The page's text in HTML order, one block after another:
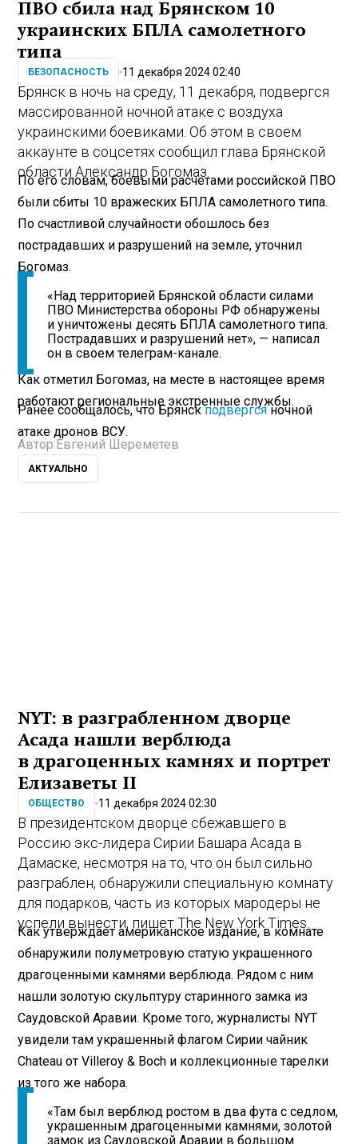
ПВО сбила над Брянском 10
украинских БПЛА самолетного
типа
БЕЗОПАСНОСТЬ 11 декабря 2024 02:40
Брянск в ночь на среду, 11 декабря, подвергся
массированной ночной атаке с воздуха
украинскими боевиками. Об этом в своем
аккаунте в соцсетях сообщил глава Брянской
области Александр Богомаз.
По его словам, боевыми расчетами российской ПВО
были сбиты 10 вражеских БПЛА самолетного типа.
По счастливой случайности обошлось без
пострадавших и разрушений на земле, уточнил
Богомаз.
«Над территорией Брянской области силами
ПВО Министерства обороны РФ обнаружены
и уничтожены десять БПЛА самолетного типа.
Пострадавших и разрушений нет», — написал
он в своем телеграм-канале.
Как отметил Богомаз, на месте в настоящее время
работают региональные экстренные службы.
Ранее сообщалось, что Брянскподвергсяночной
атаке дронов ВСУ.
Автор: Евгений Шереметев
АКТУАЛЬНО
NYT: в разграбленном дворце
Асада нашли верблюда
в драгоценных камнях и портрет
Елизаветы II
ОБЩЕСТВО 11 декабря 2024 02:30
В президентском дворце сбежавшего в
Россию экс-лидера Сирии Башара Асада в
Дамаске, несмотря на то, что он был сильно
разграблен, обнаружили специальную комнату
для подарков, часть из которых мародеры не
успели вынести, пишет The New York Times.
Как утверждает американское издание, в комнате
обнаружили полуметровую статую украшенного
драгоценными камнями верблюда. Рядом с ним
нашли золотую скульптуру старинного замка из
Саудовской Аравии. Кроме того, журналисты NYT
увидели там украшенный флагом Сирии чайник
Chateau от Villeroy & Boch и коллекционные тарелки
из того же набора.
«Там был верблюд ростом в два фута с седлом,
украшенным драгоценными камнями, золотой
замок из Саудовской Аравии в большом